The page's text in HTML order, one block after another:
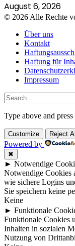
August 6, 2026
© 2026 Alle Rechte
Über uns
Kontakt
Haftung für
Impressum
Type above and press
Customize Reject All
Powered by
✖
► Notwendige
Notwendige Cookies
wie sichere Logins
Sie speichern keine
Keine
► Funktionale
Funktionale Cookies
Inhalten in sozialen
Nutzung von